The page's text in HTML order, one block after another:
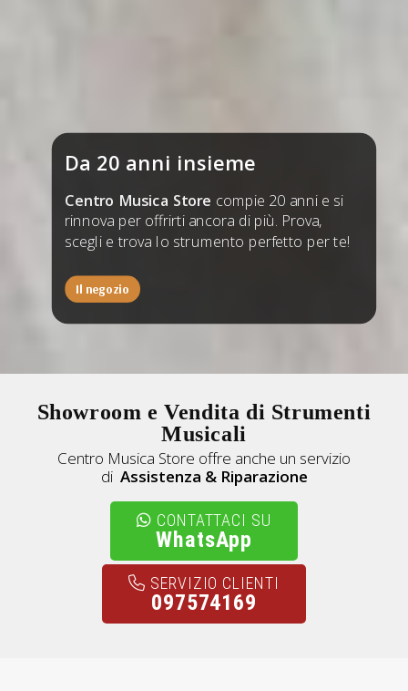
Da 20 anni insieme
Centro Musica Store compie 20 anni e si
rinnova per offrirti ancora di più. Prova,
scegli e trova lo strumento perfetto per te!
Il negozio
Showroom e Vendita di Strumenti
Musicali
Centro Musica Store offre anche un servizio
di Assistenza & Riparazione
CONTATTACI SU
WhatsApp
SERVIZIO CLIENTI
097574169